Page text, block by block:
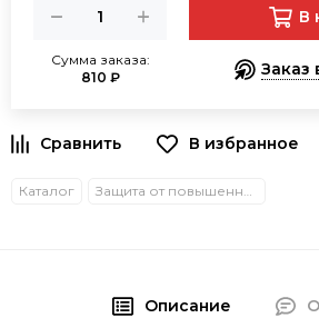
Сумма заказа:
810 ₽
В
Заказ
В избранное
Каталог Защита от повышенных температур
Описание